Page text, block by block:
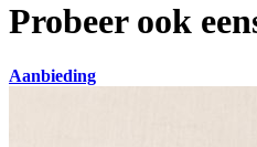
Probeer ook
Aanbieding